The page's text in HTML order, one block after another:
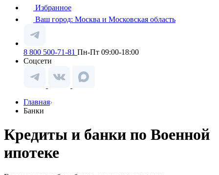
Избранное
Ваш город: Москва и Московская область
8 800 500-71-81 Пн-Пт 09:00-18:00
Соцсети
Главная
Банки
Кредиты и банки по Военной
ипотеке